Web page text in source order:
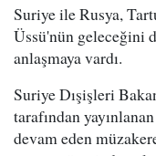
Suriye ile Rusya,
Üssü'nün geleceğini
anlaşmaya vardı.
Suriye Dışişleri
tarafından
devam eden